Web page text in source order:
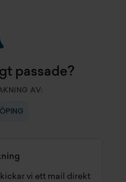
passade?
AV:
vi ett mail direkt